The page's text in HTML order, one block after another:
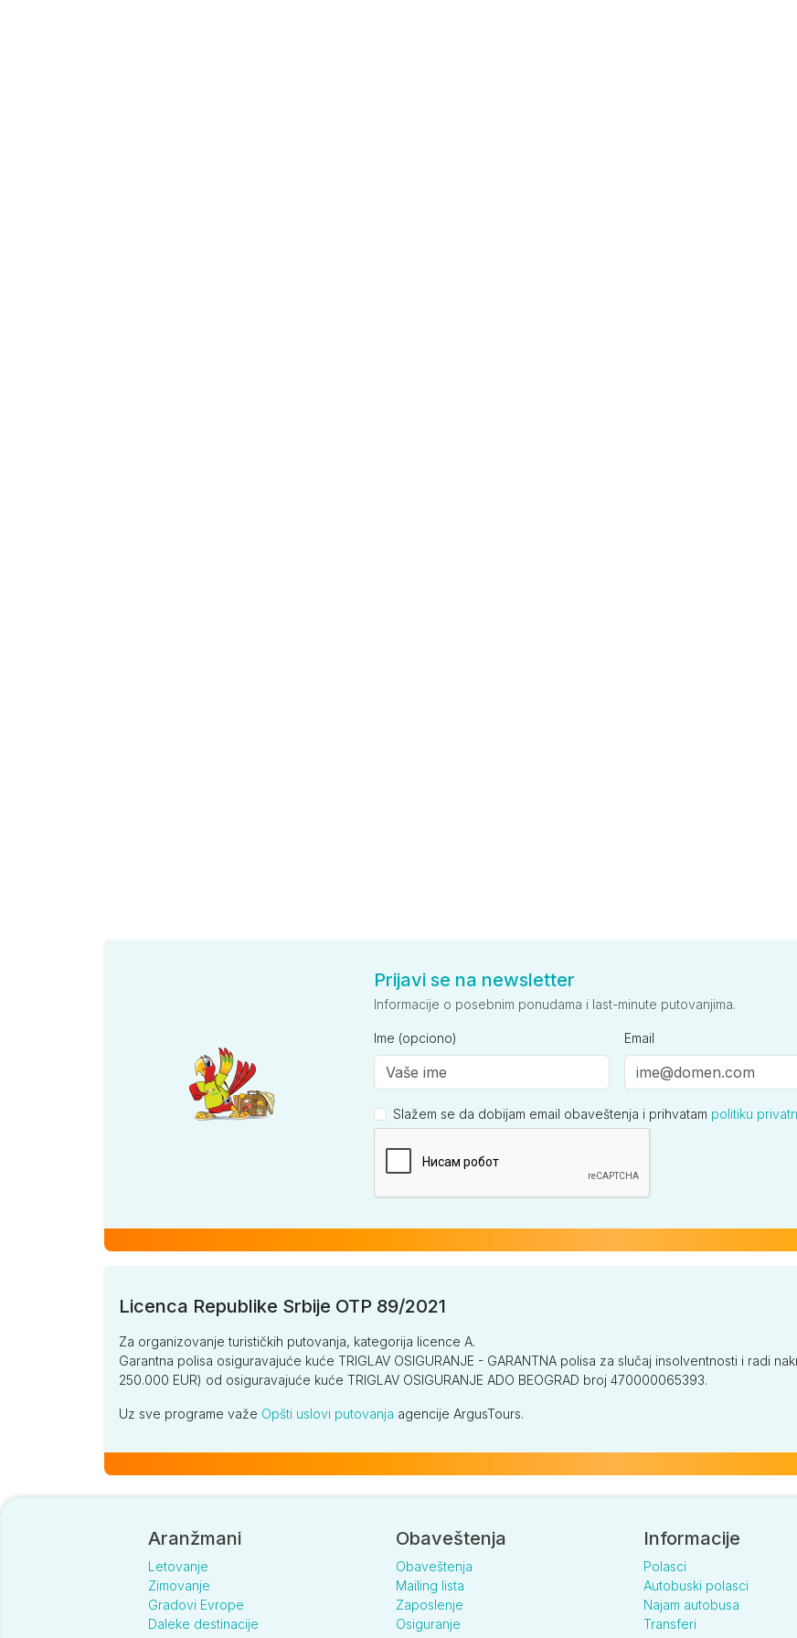
Prijavi se na newsletter
Informacije o posebnim ponudama i last-minute putovanjima.
Ime (opciono) Email
Slažem se da dobijam email obaveštenja i prihvatam politiku
Licenca Republike Srbije OTP 89/2021
Za organizovanje turističkih putovanja, kategorija licence A.
Garantna polisa osiguravajuće kuće TRIGLAV OSIGURANJE - GARANTNA polisa za slučaj insolventnosti i radi
250.000 EUR) od osiguravajuće kuće TRIGLAV OSIGURANJE ADO BEOGRAD broj 470000065393.
Uz sve programe važe Opšti uslovi putovanja agencije ArgusTours.
Aranžmani
Letovanje
Zimovanje
Gradovi Evrope
Daleke destinacije
Obaveštenja
Obaveštenja
Mailing lista
Zaposlenje
Osiguranje
Informacije
Polasci
Autobuski polasci
Najam autobusa
Transferi